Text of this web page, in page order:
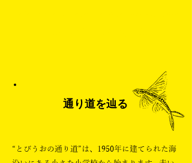
通り道を辿る
“とびうおの通り道”は、1950年に建てられた海